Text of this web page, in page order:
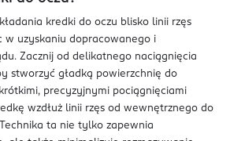
kredki do oczu blisko linii rzęs
w uzyskaniu dopracowanego i
Zacznij od delikatnego naciągnięcia
stworzyć gładką powierzchnię do
precyzyjnymi pociągnięciami
wzdłuż linii rzęs od wewnętrznego do
ta nie tylko zapewnia